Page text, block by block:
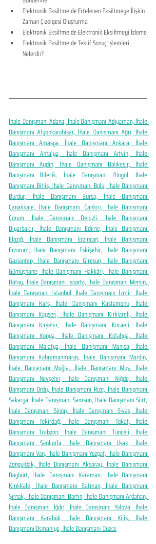
Elektronik Eksiltme de Ertelenen Eksiltmeye İlişkin
Zaman Çizelgesi Oluşturma
Elektronik Eksiltme de Elektronik Eksiltmeyi İzleme
Elektronik Eksiltme de Teklif Sonuç İşlemleri
Nelerdir?
İhale Danışmanı Adana, İhale Danışmanı Adıyaman, İhale
Danışmanı Afyonkarahisar, İhale Danışmanı Ağrı, İhale
Danışmanı Amasya, İhale Danışmanı Ankara, İhale
Danışmanı Antalya, İhale Danışmanı Artvin, İhale
Danışmanı Aydın, İhale Danışmanı Balıkesir, İhale
Danışmanı Bilecik, İhale Danışmanı Bingöl, İhale
Danışmanı Bitlis, İhale Danışmanı Bolu, İhale Danışmanı
Burdur, İhale Danışmanı Bursa, İhale Danışmanı
Çanakkale, İhale Danışmanı Çankırı, İhale Danışmanı
Çorum, İhale Danışmanı Denizli, İhale Danışmanı
Diyarbakır, İhale Danışmanı Edirne, İhale Danışmanı
Elazığ, İhale Danışmanı Erzincan, İhale Danışmanı
Erzurum, İhale Danışmanı Eskişehir, İhale Danışmanı
Gaziantep, İhale Danışmanı Giresun, İhale Danışmanı
Gümüşhane, İhale Danışmanı Hakkâri, İhale Danışmanı
Hatay, İhale Danışmanı Isparta, İhale Danışmanı Mersin,
İhale Danışmanı İstanbul, İhale Danışmanı İzmir, İhale
Danışmanı Kars, İhale Danışmanı Kastamonu, İhale
Danışmanı Kayseri, İhale Danışmanı Kırklareli, İhale
Danışmanı Kırşehir, İhale Danışmanı Kocaeli, İhale
Danışmanı Konya, İhale Danışmanı Kütahya, İhale
Danışmanı Malatya, İhale Danışmanı Manisa, İhale
Danışmanı Kahramanmaraş, İhale Danışmanı Mardin,
İhale Danışmanı Muğla, İhale Danışmanı Muş, İhale
Danışmanı Nevşehir, İhale Danışmanı Niğde, İhale
Danışmanı Ordu, İhale Danışmanı Rize, İhale Danışmanı
Sakarya, İhale Danışmanı Samsun, İhale Danışmanı Siirt,
İhale Danışmanı Sinop, İhale Danışmanı Sivas, İhale
Danışmanı Tekirdağ, İhale Danışmanı Tokat, İhale
Danışmanı Trabzon, İhale Danışmanı Tunceli, İhale
Danışmanı Şanlıurfa, İhale Danışmanı Uşak, İhale
Danışmanı Van, İhale Danışmanı Yozgat, İhale Danışmanı
Zonguldak, İhale Danışmanı Aksaray, İhale Danışmanı
Bayburt, İhale Danışmanı Karaman, İhale Danışmanı
Kırıkkale, İhale Danışmanı Batman, İhale Danışmanı
Şırnak, İhale Danışmanı Bartın, İhale Danışmanı Ardahan,
İhale Danışmanı Iğdır, İhale Danışmanı Yalova, İhale
Danışmanı Karabük, İhale Danışmanı Kilis, İhale
Danışmanı Osmaniye, İhale Danışmanı Düzce